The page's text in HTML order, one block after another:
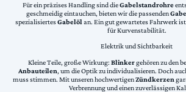
Für ein präzises Handling sind dieGabelstandrohre
geschmeidig eintauchen, bieten wir die passenden
spezialisiertesGabelölan. Ein gut gewartetes Fahrwerk
für Kurvenstabilität.
Elektrik und Sichtbarkeit
Kleine Teile, große Wirkung: Blinkergehören zu den
Anbauteilen, um die Optik zu individualisieren. Doch
muss stimmen. Mit unseren hochwertigenZündkerzen
Verbrennung und einen zuverlässigen